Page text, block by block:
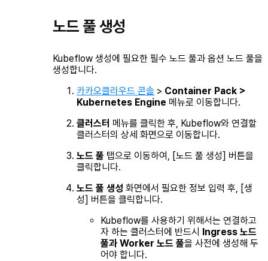
노드 풀 생성
Kubeflow 생성에 필요한 필수 노드 풀과 옵션 노드 풀을
생성합니다.
카카오클라우드 콘솔 > Container Pack >
Kubernetes Engine 메뉴로 이동합니다.
클러스터 메뉴를 클릭한 후, Kubeflow와 연결할
클러스터의 상세 화면으로 이동합니다.
노드 풀 탭으로 이동하여, [노드 풀 생성] 버튼을
클릭합니다.
노드 풀 생성 화면에서 필요한 정보 입력 후, [생
성] 버튼을 클릭합니다.
Kubeflow를 사용하기 위해서는 연결하고
자 하는 클러스터에 반드시 Ingress 노드
풀과 Worker 노드 풀을 사전에 생성해 두
어야 합니다.